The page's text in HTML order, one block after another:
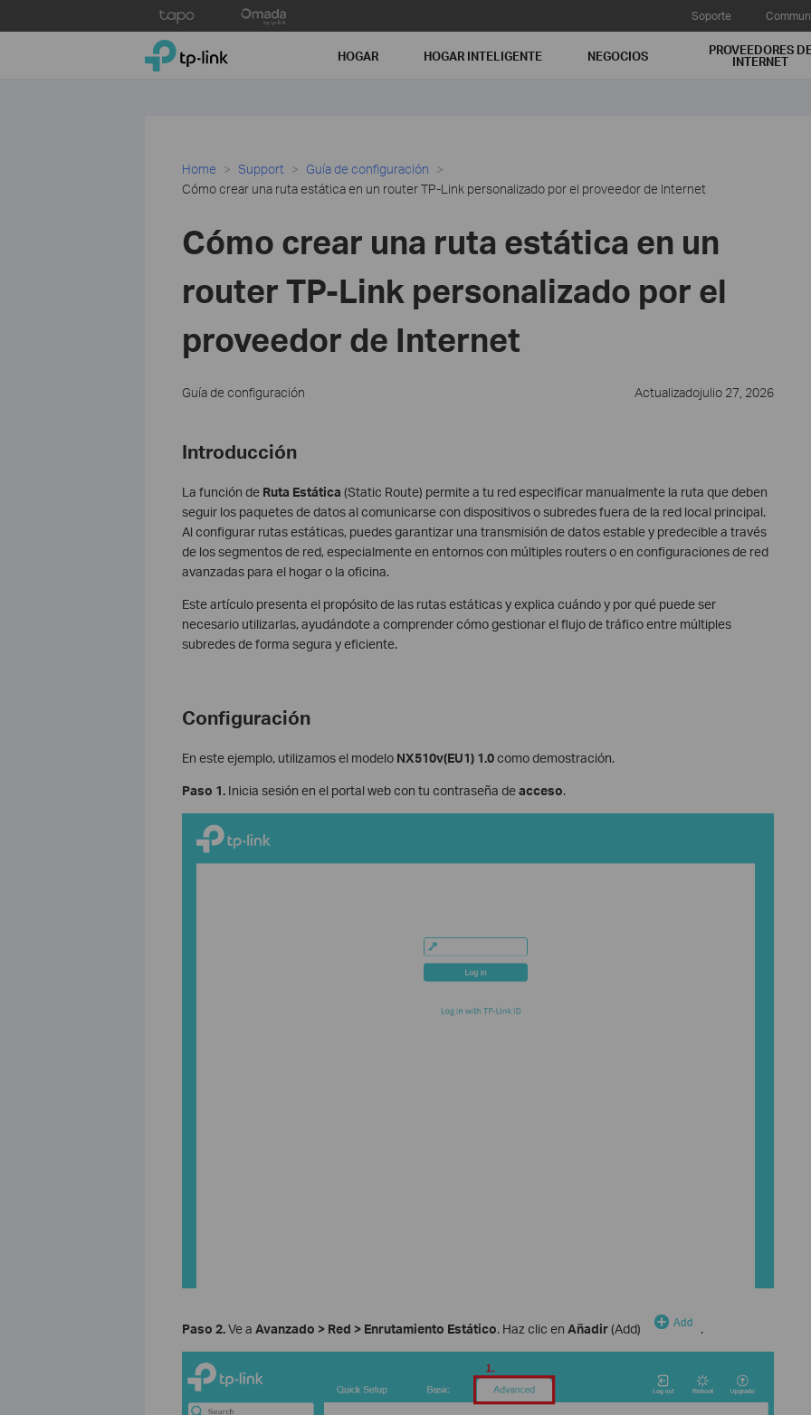
to
Soporte
TP-Link, Reliably Smart HOGAR HOGAR INTELIGENTE NEGOCIOS PROVEEDORES
INTERNET
Home Support
Guía de configuración
Cómo crear una ruta estática en un router TP-Link personalizado por el proveedor de Internet
Cómo crear una ruta estática en un
router TP-Link personalizado por el
proveedor de Internet
Guía de configuración Actualizadojulio 27, 2026
Introducción
La función de Ruta Estática (Static Route) permite a tu red especificar manualmente la ruta que deben
seguir los paquetes de datos al comunicarse con dispositivos o subredes fuera de la red local principal.
Al configurar rutas estáticas, puedes garantizar una transmisión de datos estable y predecible a través
de los segmentos de red, especialmente en entornos con múltiples routers o en configuraciones de red
avanzadas para el hogar o la oficina.
Este artículo presenta el propósito de las rutas estáticas y explica cuándo y por qué puede ser
necesario utilizarlas, ayudándote a comprender cómo gestionar el flujo de tráfico entre múltiples
subredes de forma segura y eficiente.
Configuración
En este ejemplo, utilizamos el modelo NX510v(EU1) 1.0como demostración.
Paso 1. Inicia sesión en el portal web con tu contraseña deacceso.
Paso 2.Ve a Avanzado > Red > Enrutamiento Estático. Haz clic en Añadir(Add) .